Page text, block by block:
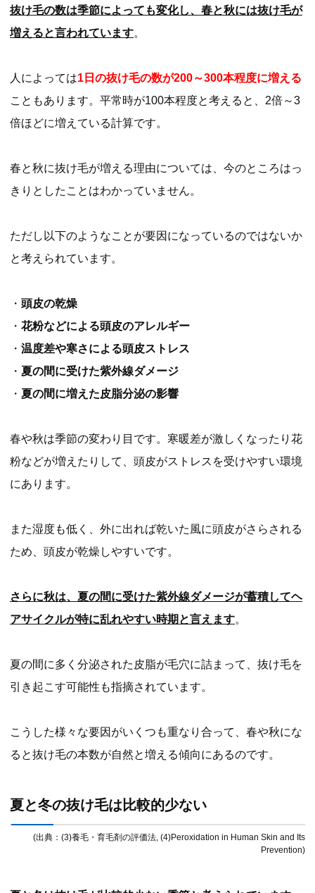
抜け毛の数は季節によっても変化し、春と秋には抜け毛が
増えると言われています。
人によっては1日の抜け毛の数が200～300本程度に増える
こともあります。平常時が100本程度と考えると、2倍～3
倍ほどに増えている計算です。
春と秋に抜け毛が増える理由については、今のところはっ
きりとしたことはわかっていません。
ただし以下のようなことが要因になっているのではないか
と考えられています。
・ 頭皮の乾燥
・ 花粉などによる頭皮のアレルギー
・ 温度差や寒さによる頭皮ストレス
・ 夏の間に受けた紫外線ダメージ
・ 夏の間に増えた皮脂分泌の影響
春や秋は季節の変わり目です。寒暖差が激しくなったり花
粉などが増えたりして、頭皮がストレスを受けやすい環境
にあります。
また湿度も低く、外に出れば乾いた風に頭皮がさらされる
ため、頭皮が乾燥しやすいです。
さらに秋は、夏の間に受けた紫外線ダメージが蓄積してヘ
アサイクルが特に乱れやすい時期と言えます。
夏の間に多く分泌された皮脂が毛穴に詰まって、抜け毛を
引き起こす可能性も指摘されています。
こうした様々な要因がいくつも重なり合って、春や秋にな
ると抜け毛の本数が自然と増える傾向にあるのです。
夏と冬の抜け毛は比較的少ない
(出典：(3)養毛・育毛剤の評価法, (4)Peroxidation in Human Skin and Its
Prevention)